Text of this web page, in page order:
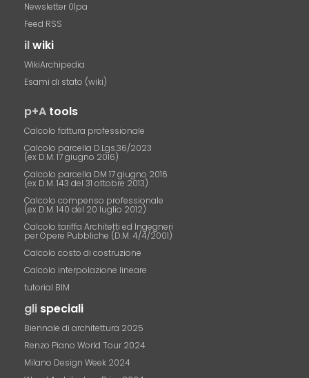
Newsletter 01pa
Feed RSS
ilwiki
WikiArchipedia
Esami di stato (wiki)
p+A tools
Calcolo fattura professionale
Calcolo parcella D.Lgs.36/2023
(ex D.M. 17 giugno 2016)
Calcolo parcella DM 17 giugno 2016
(ex D.M. 143 del 31 ottobre 2013)
Calcolo compenso professionale
(ex D.M. 140 del 20 luglio 2012)
Calcolo tariffa Architetti ed Ingegneri
per Opere Pubbliche (D.M. 4/4/2001)
Calcolo costo di costruzione
Calcolo interpolazione lineare
tutorial BIM
gli speciali
Biennale di architettura 2025
Renzo Piano World Tour 2024
Milano Design Week 2024